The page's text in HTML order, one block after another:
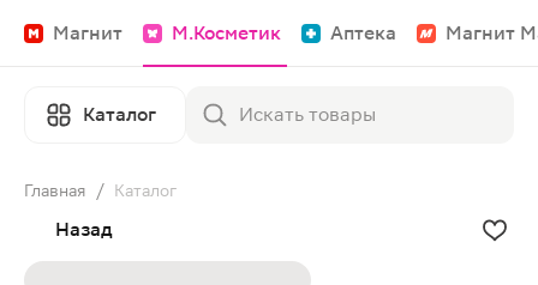
Магнит М.Косметик Аптека Магнит
Каталог
Главная / Каталог
Назад